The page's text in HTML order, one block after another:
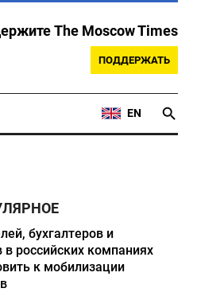
The Moscow Times
ПОДДЕРЖАТЬ
EN
бухгалтеров и
в российских компаниях
к мобилизации